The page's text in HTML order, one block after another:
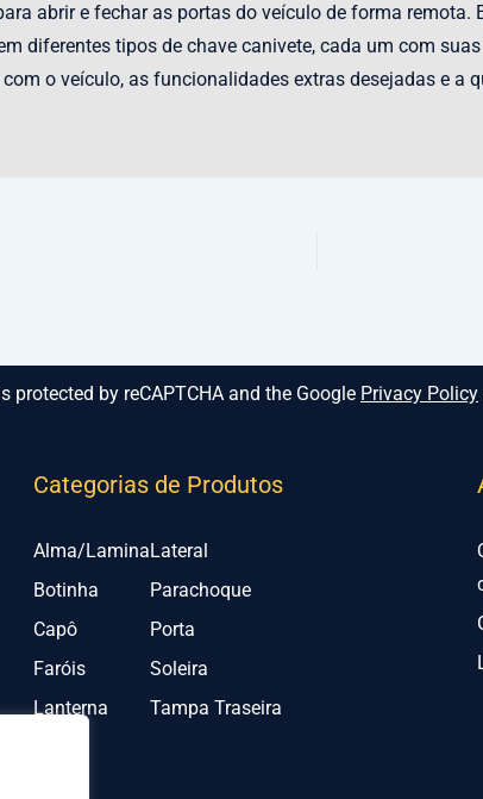
abrir e fechar as portas do veículo de forma
diferentes tipos de chave canivete, cada um com
o veículo, as funcionalidades extras desejadas e a
protected by reCAPTCHA and the Google Privacy Policy
Categorias de Produtos
Alma/Lamina
Botinha
Capô
Faróis
Lanterna
Lateral
Parachoque
Porta
Soleira
Tampa Traseira